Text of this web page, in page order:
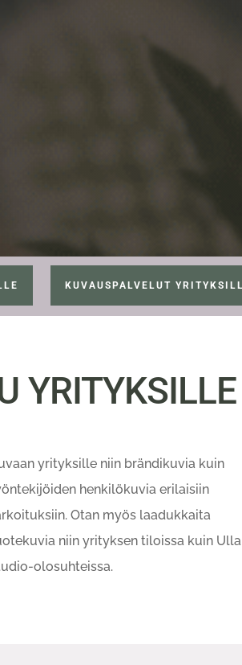
KUVAUSPALVELUT
YRITYKSILLE
yrityksille niin brändikuvia kuin
henkilökuvia erilaisiin
Otan myös laadukkaita
niin yrityksen tiloissa kuin
olosuhteissa.